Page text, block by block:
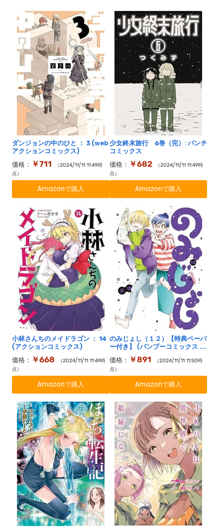
ダンジョンの中のひと ： 3 (web
アクションコミックス)
価格： ￥711
（2024/11/11 11:49時
点）
Amazonで購入
少女終末旅行 6巻（完）: バンチ
コミックス
価格： ￥682
（2024/11/11 11:49時
点）
Amazonで購入
小林さんちのメイドラゴン ： 14
(アクションコミックス)
価格： ￥668
（2024/11/11 11:49時
点）
Amazonで購入
のみじょし（１２）【特典ペーパ
ー付き】 (バンブーコミックス 4
コマセレクション)
価格： ￥891
（2024/11/11 11:50時
点）
Amazonで購入